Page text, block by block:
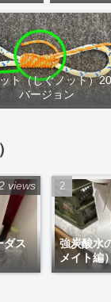
ト（しぐノット）
バージョン
ダス
views
強炭酸水
メイト編